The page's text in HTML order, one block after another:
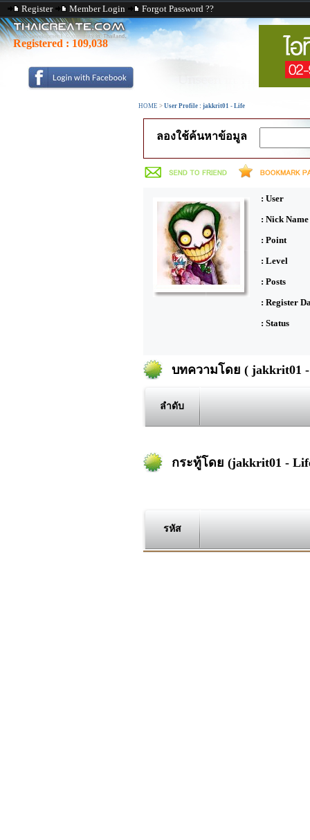
Register Member Login Forgot Password ??
Registered : 109,038
HOME > User Profile : jakkrit01 - Life
ลองใช้ค้นหาข้อมูล
: User
: Nick Name
: Point
: Level
: Posts
: Register
: Status
บทความโดย ( jakkrit01
ลำดับ
กระทู้โดย (jakkrit01 -
รหัส